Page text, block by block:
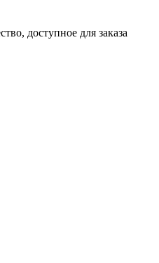
доступное для заказа